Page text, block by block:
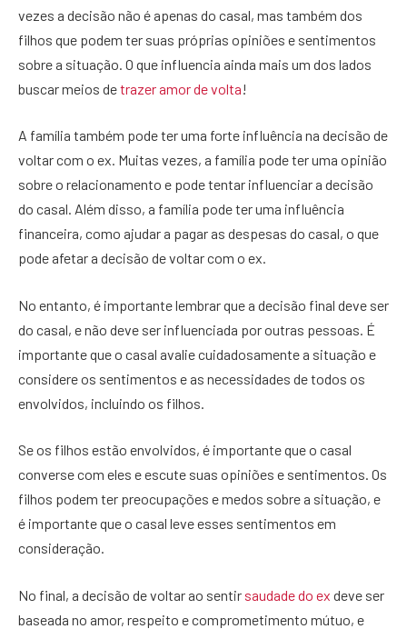
vezes a decisão não é apenas do casal, mas também dos
filhos que podem ter suas próprias opiniões e sentimentos
sobre a situação. O que influencia ainda mais um dos lados
buscar meios detrazer amor de volta!
A família também pode ter uma forte influência na decisão de
voltar com o ex. Muitas vezes, a família pode ter uma opinião
sobre o relacionamento e pode tentar influenciar a decisão
do casal. Além disso, a família pode ter uma influência
financeira, como ajudar a pagar as despesas do casal, o que
pode afetar a decisão de voltar com o ex.
No entanto, é importante lembrar que a decisão final deve ser
do casal, e não deve ser influenciada por outras pessoas. É
importante que o casal avalie cuidadosamente a situação e
considere os sentimentos e as necessidades de todos os
envolvidos, incluindo os filhos.
Se os filhos estão envolvidos, é importante que o casal
converse com eles e escute suas opiniões e sentimentos. Os
filhos podem ter preocupações e medos sobre a situação, e
é importante que o casal leve esses sentimentos em
consideração.
No final, a decisão de voltar ao sentir saudade do ex deve ser
baseada no amor, respeito e comprometimento mútuo, e